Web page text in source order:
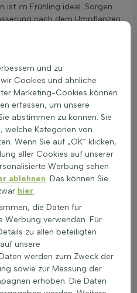
ist im Frühling ideal. Sorgen
nach dem Umpflanzen.
oder Ihrer
Sie daran, dass diese
medizinisch genutzt werden
kaufen, um Ihre ökologische
Was das Helmkraut
Gartenpflanze, die Bienen
Helmkrauts zeigen eine
Lila, Weiß und manchmal
bieten nicht nur
auch viele Bienen und
Wert steigert. Die
grün, manchmal mit einem
der Pflanze eine natürliche
und die lockere
sie ideal für Naturgärten sowie
Im Herbst bietet das Laub
die dem Garten
und zu
Cookies und ähnliche
Marketing-Cookies können
erfassen, um unsere
abstimmen zu können. Sie
welche Kategorien von
Wenn Sie auf „OK“ klicken,
aller Cookies auf unserer
Werbung sehen
ablehnen. Das können Sie
hier.
die Daten für
Werbung verwenden. Für
zu allen beteiligten
unsere
werden zum Zweck der
sowie zur Messung der
erhoben. Die Daten